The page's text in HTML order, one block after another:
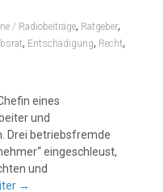
/ Radiobeiträge, Ratgeber,
, Entschädigung, Recht,
eines
und
Drei betriebsfremde
eingeschleust,
und
→